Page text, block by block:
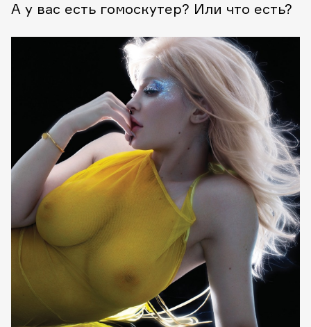
А у вас есть гомоскутер? Или что есть?